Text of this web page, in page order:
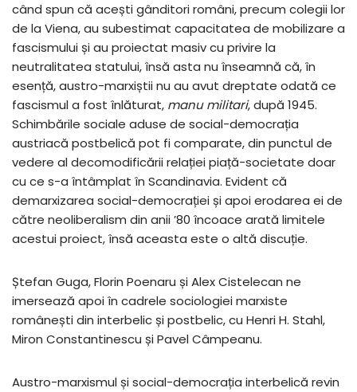
când spun că acești gânditori români, precum colegii lor
de la Viena, au subestimat capacitatea de mobilizare a
fascismului și au proiectat masiv cu privire la
neutralitatea statului, însă asta nu înseamnă că, în
esență, austro-marxiștii nu au avut dreptate odată ce
fascismul a fost înlăturat, manu militari, după 1945.
Schimbările sociale aduse de social-democrația
austriacă postbelică pot fi comparate, din punctul de
vedere al decomodificării relației piață-societate doar
cu ce s-a întâmplat în Scandinavia. Evident că
demarxizarea social-democrației și apoi erodarea ei de
către neoliberalism din anii ’80 încoace arată limitele
acestui proiect, însă aceasta este o altă discuție.
Ștefan Guga, Florin Poenaru și Alex Cistelecan ne
imersează apoi în cadrele sociologiei marxiste
românești din interbelic și postbelic, cu Henri H. Stahl,
Miron Constantinescu și Pavel Câmpeanu.
Austro-marxismul și social-democrația interbelică revin